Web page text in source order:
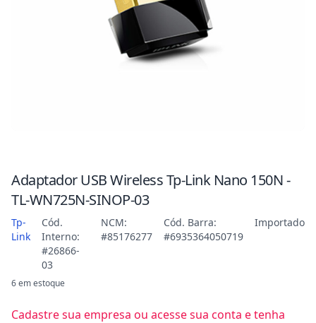
Adaptador USB Wireless Tp-Link Nano 150N -
TL-WN725N-SINOP-03
Tp-
Link
Cód.
Interno:
#26866-
03
NCM:
#85176277
Cód. Barra:
#6935364050719
Importado
6 em estoque
Cadastre sua empresa ou acesse sua conta e tenha